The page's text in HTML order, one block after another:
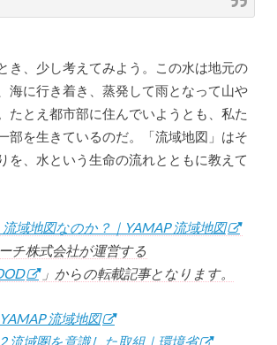
き、少し考えてみよう。この水は地元の
海に行き着き、蒸発して雨となって山や
たとえ都市部に住んでいようとも、私た
部を生きているのだ。「流域地図」はそ
を、水という生命の流れとともに教えて
域地図なのか？｜YAMAP 流域地図
チ株式会社が運営する
」からの転載記事となります。
YAMAP 流域地図
2 流域圏を意識した取組｜環境省